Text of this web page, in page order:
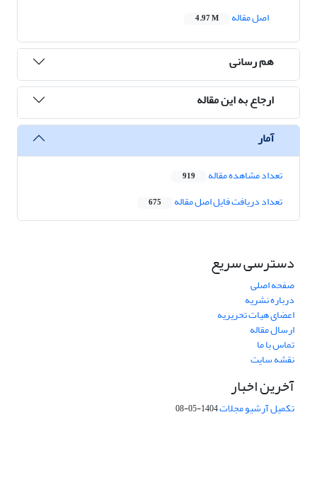
اصل مقاله
4.97 M
هم رسانی
ارجاع به این مقاله
آمار
تعداد مشاهده مقاله 919
تعداد دریافت فایل اصل مقاله 675
دسترسی سریع
صفحه اصلی
درباره نشریه
اعضای هیات تحریریه
ارسال مقاله
تماس با ما
نقشه سایت
آخرین اخبار
تکمیل آرشیو مجلات1404-05-08